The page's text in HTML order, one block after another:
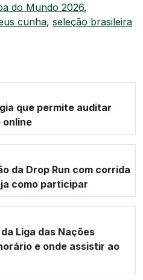
do Mundo 2026,
cunha, seleção brasileira
que permite auditar
online
da Drop Run com corrida
como participar
Liga das Nações
e onde assistir ao